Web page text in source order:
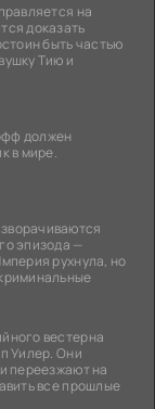
на
доказать
быть частью
Тию и
должен
в мире.
эпизода —
рухнула, но
вестерна
Уилер. Они
переезжают на
все прошлые